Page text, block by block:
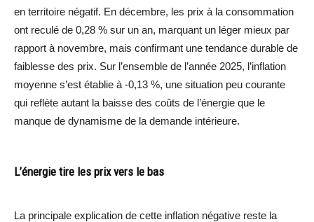
en territoire négatif. En décembre, les prix à la consommation
ont reculé de 0,28 % sur un an, marquant un léger mieux par
rapport à novembre, mais confirmant une tendance durable de
faiblesse des prix. Sur l’ensemble de l’année 2025, l’inflation
moyenne s’est établie à -0,13 %, une situation peu courante
qui reflète autant la baisse des coûts de l’énergie que le
manque de dynamisme de la demande intérieure.
L’énergie tire les prix vers le bas
La principale explication de cette inflation négative reste la